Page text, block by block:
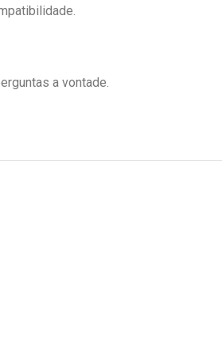
a vontade.